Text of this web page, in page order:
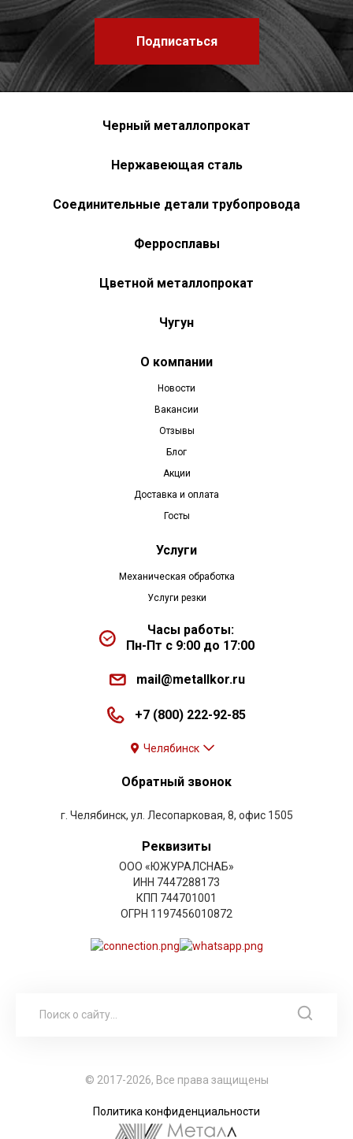
Подписаться
Черный металлопрокат
Нержавеющая сталь
Соединительные детали трубопровода
Ферросплавы
Цветной металлопрокат
Чугун
О компании
Новости
Вакансии
Отзывы
Блог
Акции
Доставка и оплата
Госты
Услуги
Механическая обработка
Услуги резки
Часы работы:
Пн-Пт с 9:00 до 17:00
mail@metallkor.ru
+7 (800) 222-92-85
Челябинск
Обратный звонок
г. Челябинск, ул. Лесопарковая, 8, офис 1505
Реквизиты
ООО «ЮЖУРАЛСНАБ»
ИНН 7447288173
КПП 744701001
ОГРН 1197456010872
© 2017-2026, Все права защищены
Политика конфиденциальности